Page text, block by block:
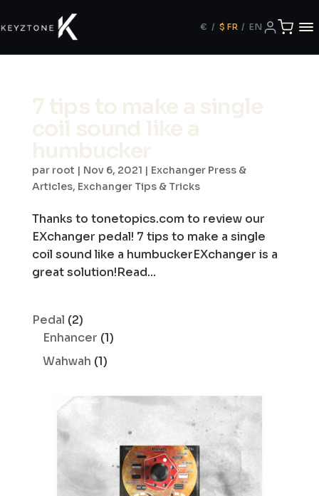
€ / $ FR / EN
par root | Nov 6, 2021 | Exchanger Press &
Articles, Exchanger Tips & Tricks
Thanks to tonetopics.com to review our
EXchanger pedal! 7 tips to make a single
coil sound like a humbuckerEXchanger is a
great solution!Read...
Pedal 22
produits
Enhancer 11
Wahwah 11